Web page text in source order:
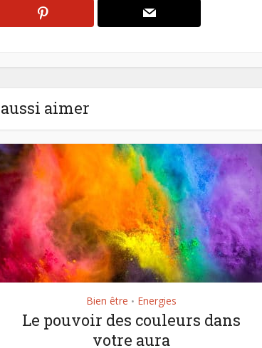
aimer
Bien être • Energies
Le pouvoir des couleurs dans
votre aura